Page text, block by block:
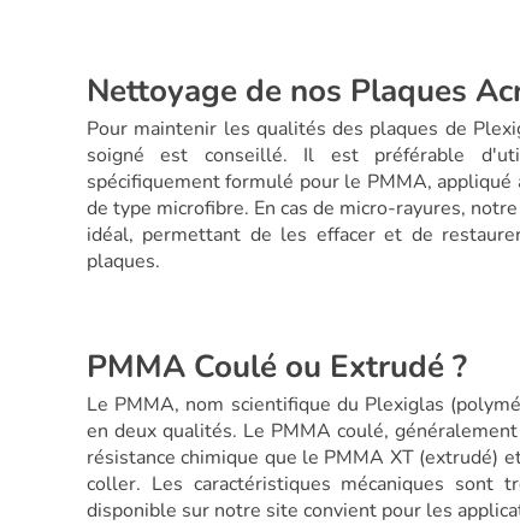
Nettoyage de nos Plaques
Pour maintenir les qualités des plaques de
soigné est conseillé. Il est préférable
spécifiquement formulé pour le PMMA, appliqué
de type microfibre. En cas de micro-rayures, notre
idéal, permettant de les effacer et de
plaques.
PMMA Coulé ou Extrudé ?
Le PMMA, nom scientifique du Plexiglas
en deux qualités. Le PMMA coulé,
résistance chimique que le PMMA XT (extrudé)
coller. Les caractéristiques mécaniques sont
disponible sur notre site convient pour les